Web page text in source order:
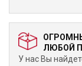
ЛЮБОЙ
У нас Вы